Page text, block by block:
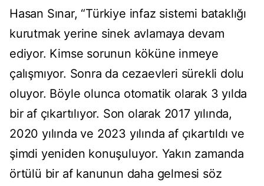
Hasan Sınar, “Türkiye infaz sistemi bataklığı
kurutmak yerine sinek avlamaya devam
ediyor. Kimse sorunun köküne inmeye
çalışmıyor. Sonra da cezaevleri sürekli dolu
oluyor. Böyle olunca otomatik olarak 3 yılda
bir af çıkartılıyor. Son olarak 2017 yılında,
2020 yılında ve 2023 yılında af çıkartıldı ve
şimdi yeniden konuşuluyor. Yakın zamanda
örtülü bir af kanunun daha gelmesi söz